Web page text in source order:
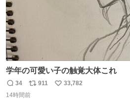
学年の可愛い子の触覚大体これ
返
信
34
リ
ポ
911
い
33,782
14時間前